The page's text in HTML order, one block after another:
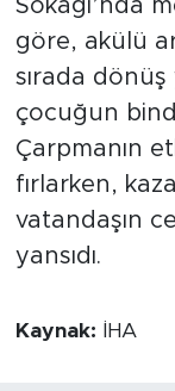
Sokağı’nda
göre, akülü
sırada
çocuğun
Çarpmanın
fırlarken,
vatandaşın
yansıdı.
Kaynak: İHA